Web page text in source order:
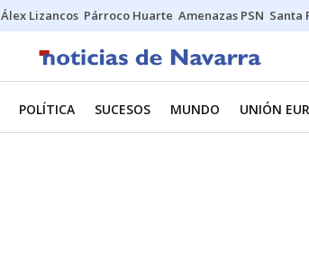
Álex Lizancos Párroco Huarte Amenazas PSN Santa
POLÍTICA SUCESOS MUNDO UNIÓN